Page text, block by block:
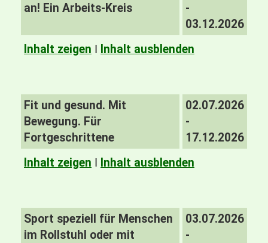
an! Ein Arbeits-Kreis
-
03.12.2026
Inhalt zeigen I Inhalt ausblenden
Fit und gesund. Mit
Bewegung. Für
Fortgeschrittene
02.07.2026
-
17.12.2026
Inhalt zeigen I Inhalt ausblenden
Sport speziell für Menschen
im Rollstuhl oder mit
03.07.2026
-